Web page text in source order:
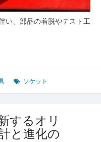
い、部品の着脱やテスト工
ソケット
するオリ
と進化の